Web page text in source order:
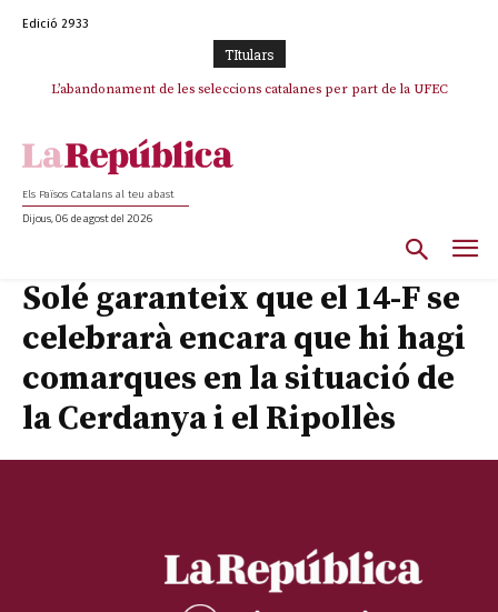
Edició 2933
TItulars
L’abandonament de les seleccions catalanes per part de la UFEC
Els Països Catalans al teu abast
Dijous, 06 de agost del 2026
Solé garanteix que el 14-F se
celebrarà encara que hi hagi
comarques en la situació de
la Cerdanya i el Ripollès